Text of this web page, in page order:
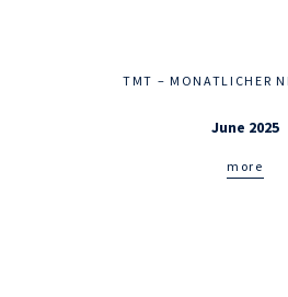
TMT – MONATLICHER
June 2025
more